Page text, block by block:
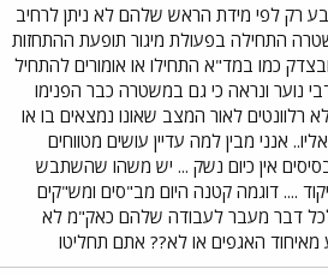
רק לפי מידת הראש שלהם לא ניתן לרחיב
התחילה בפעולת מיגור תופעת ההתחזות
כמו במד"א התחילו או אומורים להתחיל
נוער ונראה כי גם במשטרה כבר הפנימו
רלוונטים לאור המצב שאונו נמצאים בו או
אנני מבין למה עדיין עושים מטווחים
אין כיום נשק ... יש משהו שהשתבש
.... דוגמה קטנה היום מב"סים ומש"קים
לכל דבר מעבר לעבודה שלהם כאק"מ לא
מאיחוד האגפים או לא?? אתם תחליטו